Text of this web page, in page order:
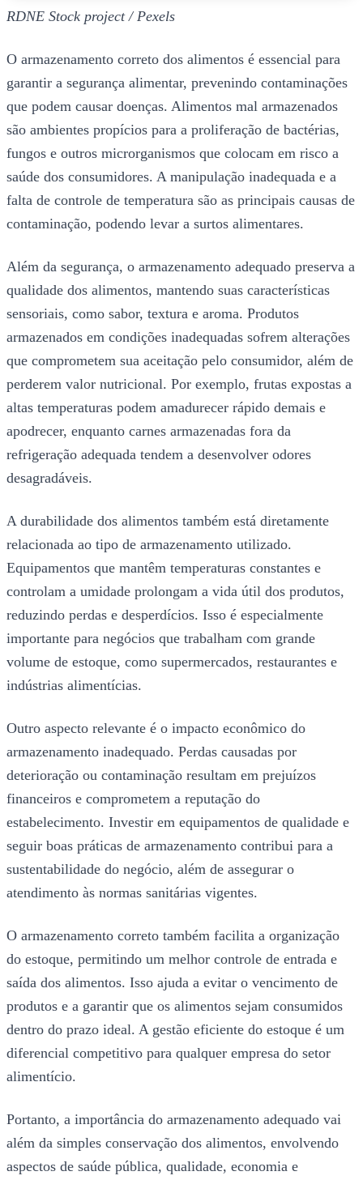
RDNE Stock project / Pexels
O armazenamento correto dos alimentos é essencial para
garantir a segurança alimentar, prevenindo contaminações
que podem causar doenças. Alimentos mal armazenados
são ambientes propícios para a proliferação de bactérias,
fungos e outros microrganismos que colocam em risco a
saúde dos consumidores. A manipulação inadequada e a
falta de controle de temperatura são as principais causas de
contaminação, podendo levar a surtos alimentares.
Além da segurança, o armazenamento adequado preserva a
qualidade dos alimentos, mantendo suas características
sensoriais, como sabor, textura e aroma. Produtos
armazenados em condições inadequadas sofrem alterações
que comprometem sua aceitação pelo consumidor, além de
perderem valor nutricional. Por exemplo, frutas expostas a
altas temperaturas podem amadurecer rápido demais e
apodrecer, enquanto carnes armazenadas fora da
refrigeração adequada tendem a desenvolver odores
desagradáveis.
A durabilidade dos alimentos também está diretamente
relacionada ao tipo de armazenamento utilizado.
Equipamentos que mantêm temperaturas constantes e
controlam a umidade prolongam a vida útil dos produtos,
reduzindo perdas e desperdícios. Isso é especialmente
importante para negócios que trabalham com grande
volume de estoque, como supermercados, restaurantes e
indústrias alimentícias.
Outro aspecto relevante é o impacto econômico do
armazenamento inadequado. Perdas causadas por
deterioração ou contaminação resultam em prejuízos
financeiros e comprometem a reputação do
estabelecimento. Investir em equipamentos de qualidade e
seguir boas práticas de armazenamento contribui para a
sustentabilidade do negócio, além de assegurar o
atendimento às normas sanitárias vigentes.
O armazenamento correto também facilita a organização
do estoque, permitindo um melhor controle de entrada e
saída dos alimentos. Isso ajuda a evitar o vencimento de
produtos e a garantir que os alimentos sejam consumidos
dentro do prazo ideal. A gestão eficiente do estoque é um
diferencial competitivo para qualquer empresa do setor
alimentício.
Portanto, a importância do armazenamento adequado vai
além da simples conservação dos alimentos, envolvendo
aspectos de saúde pública, qualidade, economia e